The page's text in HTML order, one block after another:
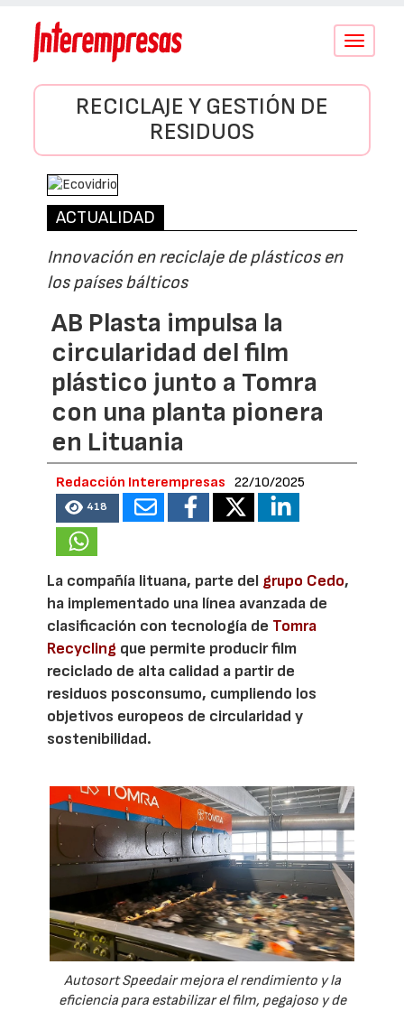
Conmutar
RECICLAJE Y GESTIÓN DE
RESIDUOS
ACTUALIDAD
Innovación en reciclaje de plásticos en
los países bálticos
AB Plasta impulsa la
circularidad del film
plástico junto a Tomra
con una planta pionera
en Lituania
Redacción Interempresas 22/10/2025
418
La compañía lituana, parte del grupo Cedo,
ha implementado una línea avanzada de
clasificación con tecnología de Tomra
Recycling que permite producir film
reciclado de alta calidad a partir de
residuos posconsumo, cumpliendo los
objetivos europeos de circularidad y
sostenibilidad.
Autosort Speedair mejora el rendimiento y la
eficiencia para estabilizar el film, pegajoso y de